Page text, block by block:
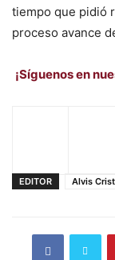
tiempo que pidió
proceso avance
¡Síguenos en
EDITOR Alvis